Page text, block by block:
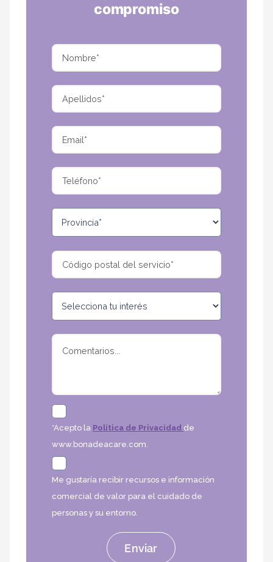
compromiso
*Acepto la Política de Privacidad de
www.bonadeacare.com.
Me gustaría recibir recursos e información
comercial de valor para el cuidado de
personas y su entorno.